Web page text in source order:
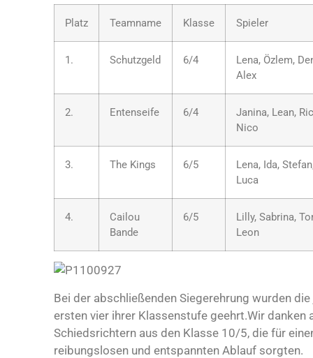
Platz Teamname Klasse Spieler
1. Schutzgeld 6/4
Lena, Özlem,
Alex
2. Entenseife 6/4
Janina, Lean,
Nico
3. The Kings 6/5
Lena, Ida,
Luca
4.
Cailou
Bande
6/5
Lilly, Sabrina,
Leon
Bei der abschließenden Siegerehrung wurden
ersten vier ihrer Klassenstufe geehrt.Wir danken
Schiedsrichtern aus den Klasse 10/5, die für
reibungslosen und entspannten Ablauf sorgten.